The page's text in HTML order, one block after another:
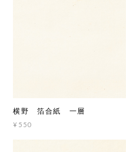
横野 箔合紙 一層
¥550